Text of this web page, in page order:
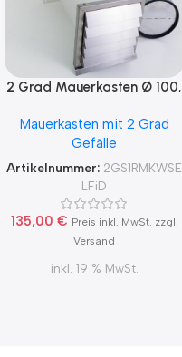
2 Grad Mauerkasten Ø 100,
Dunstabzug
Rückstauklappe 2GS1-R-
MKWSELFiD, runter zur
Haube mit Aluflex
Mauerkasten mit 2 Grad
Gefälle
Artikelnummer: 2GS1RMKWSE
LFiD
135,00 € Preis inkl. MwSt. zzgl.
Versand
inkl. 19 % MwSt.